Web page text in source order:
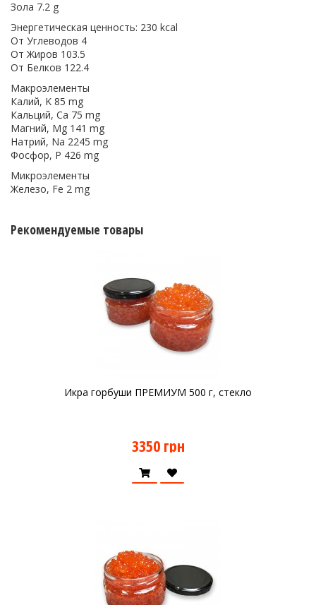
Зола 7.2 g
Энергетическая ценность: 230 kcal
От Углеводов 4
От Жиров 103.5
От Белков 122.4
Макроэлементы
Калий, K 85 mg
Кальций, Ca 75 mg
Магний, Mg 141 mg
Натрий, Na 2245 mg
Фосфор, P 426 mg
Микроэлементы
Железо, Fe 2 mg
Рекомендуемые товары
Икра горбуши ПРЕМИУМ 500 г, стекло
3350 грн